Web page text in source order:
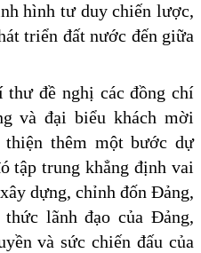
hình tư duy chiến lược,
triển đất nước đến giữa
đề nghị các đồng chí
và đại biểu khách mời
thêm một bước dự
tập trung khẳng định vai
dựng, chỉnh đốn Đảng,
lãnh đạo của Đảng,
và sức chiến đấu của